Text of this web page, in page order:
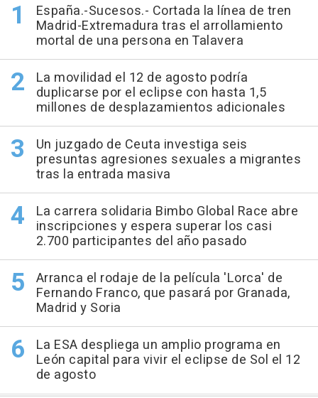
España.-Sucesos.- Cortada la línea de tren
Madrid-Extremadura tras el arrollamiento
mortal de una persona en Talavera
La movilidad el 12 de agosto podría
duplicarse por el eclipse con hasta 1,5
millones de desplazamientos adicionales
Un juzgado de Ceuta investiga seis
presuntas agresiones sexuales a migrantes
tras la entrada masiva
La carrera solidaria Bimbo Global Race abre
inscripciones y espera superar los casi
2.700 participantes del año pasado
Arranca el rodaje de la película 'Lorca' de
Fernando Franco, que pasará por Granada,
Madrid y Soria
La ESA despliega un amplio programa en
León capital para vivir el eclipse de Sol el 12
de agosto